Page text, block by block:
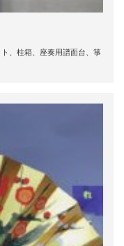
、柱箱、座奏用譜面台、箏